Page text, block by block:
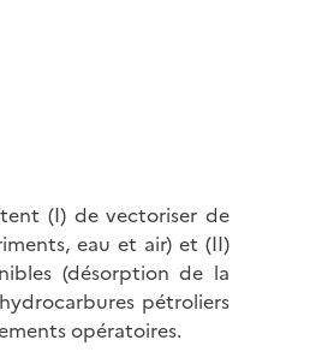
(I) de vectoriser de
eau et air) et (II)
(désorption de la
pétroliers
opératoires.